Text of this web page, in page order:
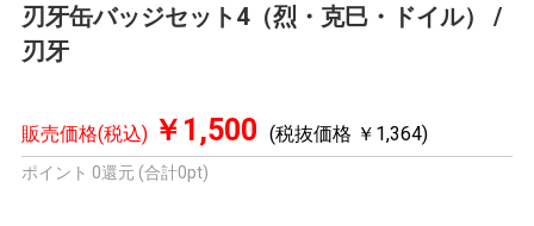
刃牙缶バッジセット4（烈・克巳・ドイル） /
刃牙
販売価格(税込) ￥1,500 (税抜価格 ￥1,364)
ポイント 0還元 (合計0pt)